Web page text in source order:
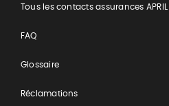
Tous les contacts assurances APRIL
FAQ
Glossaire
Réclamations